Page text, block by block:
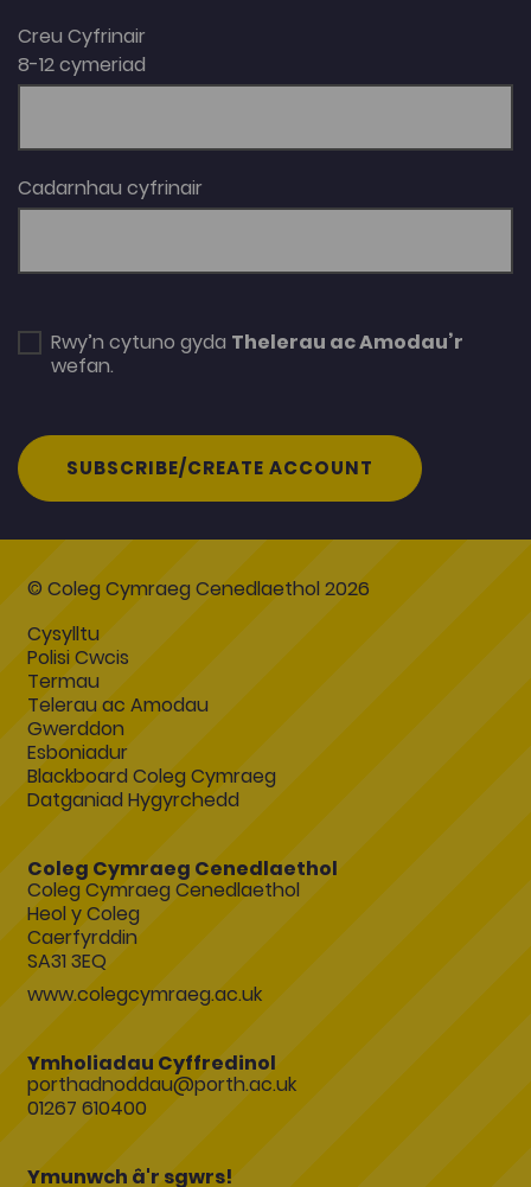
Creu Cyfrinair
8-12 cymeriad
Cadarnhau cyfrinair
Rwy’n cytuno gyda Thelerau ac Amodau’r
wefan.
SUBSCRIBE/CREATE ACCOUNT
© Coleg Cymraeg Cenedlaethol 2026
Cysylltu
Polisi Cwcis
Termau
Telerau ac Amodau
Gwerddon
Esboniadur
Blackboard Coleg Cymraeg
Datganiad Hygyrchedd
Coleg Cymraeg Cenedlaethol
Coleg Cymraeg Cenedlaethol
Heol y Coleg
Caerfyrddin
SA31 3EQ
www.colegcymraeg.ac.uk
Ymholiadau Cyffredinol
porthadnoddau@porth.ac.uk
01267 610400
Ymunwch â'r sgwrs!